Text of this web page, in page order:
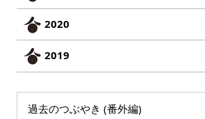
2020
2019
過去のつぶやき (番外編)